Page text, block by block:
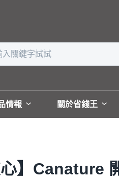
情報 關於省錢王
】Canature